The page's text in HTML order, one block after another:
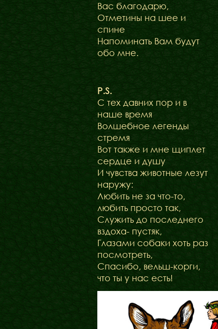
Вас благодарю,
Отметины на шее и
спине
Напоминать Вам будут
обо мне.
P.S.
С тех давних пор и в
наше время
Волшебное легенды
стремя
Вот также и мне щиплет
сердце и душу
И чувства животные лезут
наружу:
Любить не за что-то,
любить просто так,
Служить до последнего
вздоха- пустяк,
Глазами собаки хоть раз
посмотреть,
Спасибо, вельш-корги,
что ты у нас есть!